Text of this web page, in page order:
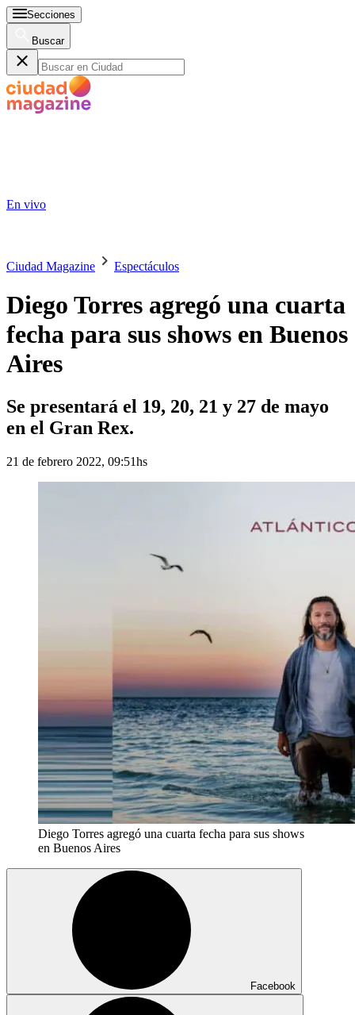
Secciones
Buscar
En vivo
Ciudad Magazine Espectáculos
Diego Torres agregó una cuarta
fecha para sus shows en Buenos
Aires
Se presentará el 19, 20, 21 y 27 de mayo
en el Gran Rex.
21 de febrero 2022, 09:51hs
Diego Torres agregó una cuarta fecha para sus shows
en Buenos Aires
Facebook